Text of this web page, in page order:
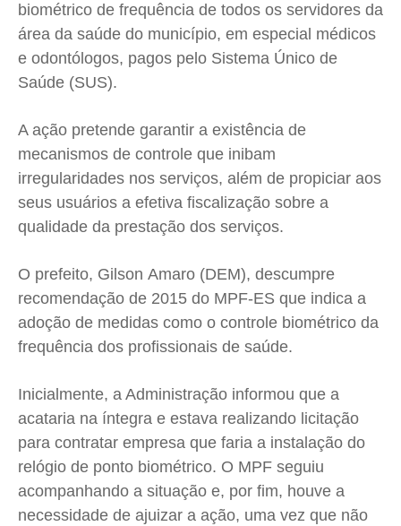
Cultura
Colunas
Caetano Roque
Gustavo Bastos
Jr Mignone (in memorian)
Wanda Sily
Publicidade Legal
Anuncie
Quem Somos
Expediente
Contato
Privacidade
Cultura
Colunas
Caetano Roque
Gustavo Bastos
Jr Mignone (in memorian)
Wanda Sily
Publicidade Legal
Anuncie
Quem Somos
Expediente
Contato
Privacidade
Cultura
Colunas
Caetano Roque
Gustavo Bastos
Jr Mignone (in memorian)
Wanda Sily
Publicidade Legal
Anuncie
Quem Somos
Expediente
Contato
Privacidade
Cultura
Colunas
Caetano Roque
Gustavo Bastos
Jr Mignone (in memorian)
Wanda Sily
Publicidade Legal
Anuncie
Quem Somos
Expediente
Contato
Privacidade
biométrico de frequência de todos os servidores da
área da saúde do município, em especial médicos
e odontólogos, pagos pelo Sistema Único de
Saúde (SUS).
A ação pretende garantir a existência de
mecanismos de controle que inibam
irregularidades nos serviços, além de propiciar aos
seus usuários a efetiva fiscalização sobre a
qualidade da prestação dos serviços.
O prefeito, Gilson Amaro (DEM), descumpre
recomendação de 2015 do MPF-ES que indica a
adoção de medidas como o controle biométrico da
frequência dos profissionais de saúde.
Inicialmente, a Administração informou que a
acataria na íntegra e estava realizando licitação
para contratar empresa que faria a instalação do
relógio de ponto biométrico. O MPF seguiu
acompanhando a situação e, por fim, houve a
necessidade de ajuizar a ação, uma vez que não